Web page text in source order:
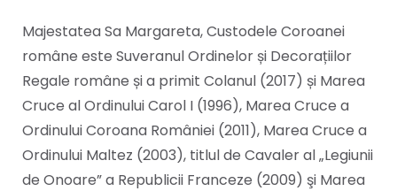
Majestatea Sa Margareta, Custodele Coroanei
române este Suveranul Ordinelor și Decorațiilor
Regale române și a primit Colanul (2017) și Marea
Cruce al Ordinului Carol I (1996), Marea Cruce a
Ordinului Coroana României (2011), Marea Cruce a
Ordinului Maltez (2003), titlul de Cavaler al „Legiunii
de Onoare” a Republicii Franceze (2009) şi Marea